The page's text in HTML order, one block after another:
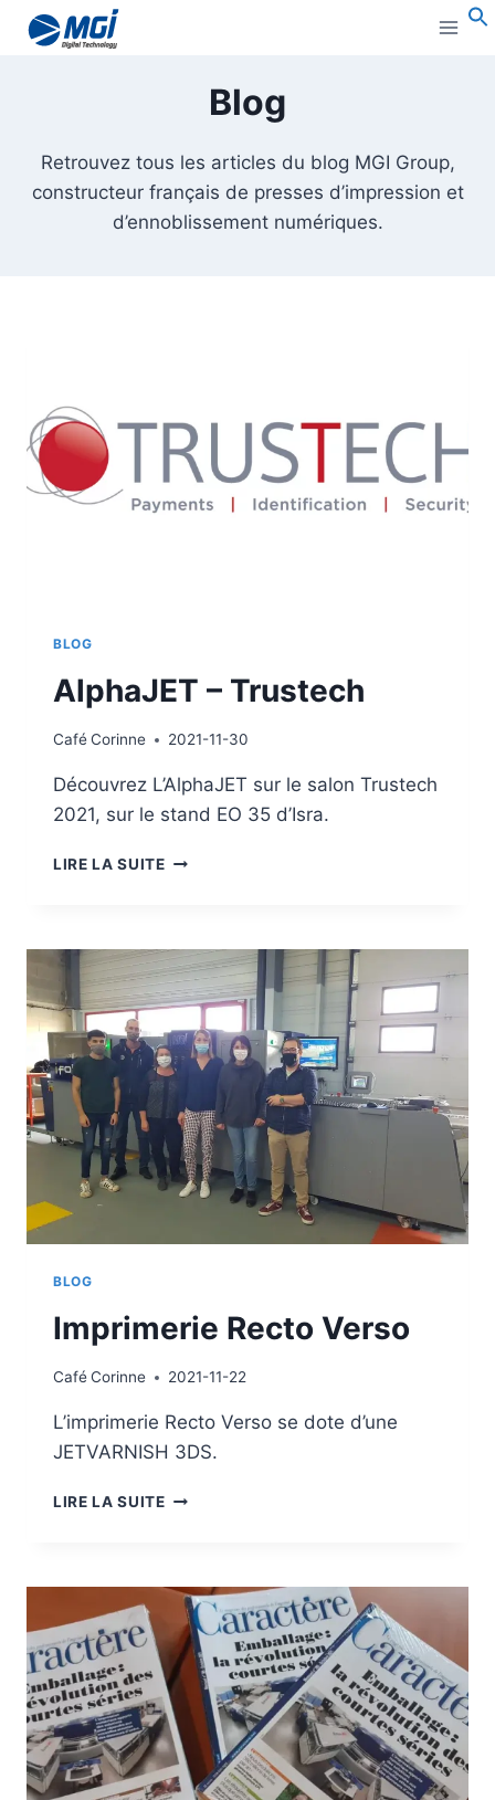
Aller
Blog
Retrouvez tous les articles du blog MGI Group,
constructeur français de presses d’impression et
d’ennoblissement numériques.
BLOG
AlphaJET – Trustech
CaféCorinne 2021-11-30
Découvrez L’AlphaJET sur le salon Trustech
2021, sur le stand EO 35 d’Isra.
LIRE LA SUITEALPHAJET
BLOG
Imprimerie Recto Verso
CaféCorinne 2021-11-22
L’imprimerie Recto Verso se dote d’une
JETVARNISH 3DS.
LIRE LA SUITEIMPRIMERIE